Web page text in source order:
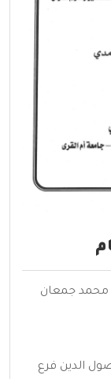
محمد جمعان
الدين فرع